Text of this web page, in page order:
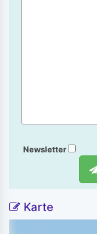
Newsletter
Karte